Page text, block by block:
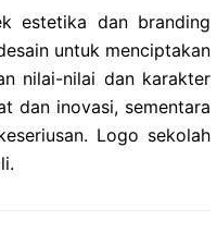
estetika dan branding
untuk menciptakan
nilai-nilai dan karakter
dan inovasi, sementara
Logo sekolah